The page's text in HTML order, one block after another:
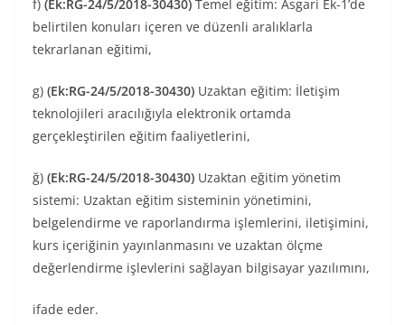
f) (Ek:RG-24/5/2018-30430) Temel eğitim: Asgari Ek-1’de
belirtilen konuları içeren ve düzenli aralıklarla
tekrarlanan eğitimi,
g) (Ek:RG-24/5/2018-30430) Uzaktan eğitim: İletişim
teknolojileri aracılığıyla elektronik ortamda
gerçekleştirilen eğitim faaliyetlerini,
ğ) (Ek:RG-24/5/2018-30430) Uzaktan eğitim yönetim
sistemi: Uzaktan eğitim sisteminin yönetimini,
belgelendirme ve raporlandırma işlemlerini, iletişimini,
kurs içeriğinin yayınlanmasını ve uzaktan ölçme
değerlendirme işlevlerini sağlayan bilgisayar yazılımını,
ifade eder.